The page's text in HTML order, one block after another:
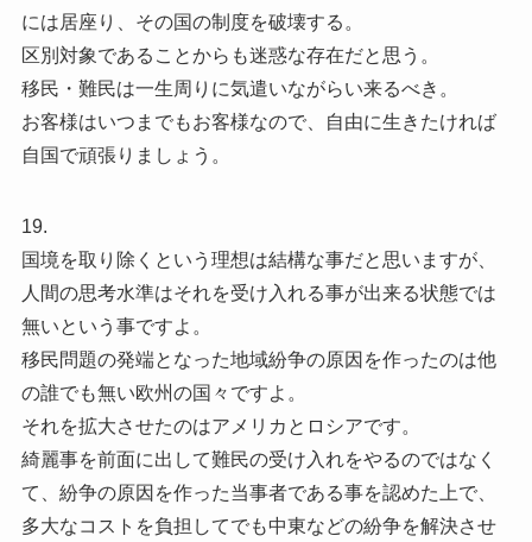
には居座り、その国の制度を破壊する。
区別対象であることからも迷惑な存在だと思う。
移民・難民は一生周りに気遣いながらい来るべき。
お客様はいつまでもお客様なので、自由に生きたければ
自国で頑張りましょう。
19.
国境を取り除くという理想は結構な事だと思いますが、
人間の思考水準はそれを受け入れる事が出来る状態では
無いという事ですよ。
移民問題の発端となった地域紛争の原因を作ったのは他
の誰でも無い欧州の国々ですよ。
それを拡大させたのはアメリカとロシアです。
綺麗事を前面に出して難民の受け入れをやるのではなく
て、紛争の原因を作った当事者である事を認めた上で、
多大なコストを負担してでも中東などの紛争を解決させ